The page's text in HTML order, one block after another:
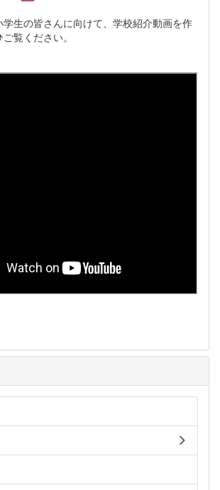
生の皆さんに向けて、学校紹介動画を作
覧ください。